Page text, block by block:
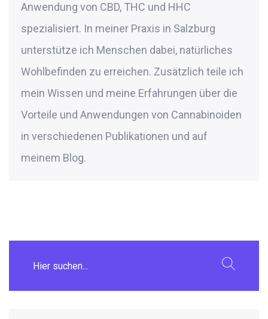
Anwendung von CBD, THC und HHC
spezialisiert. In meiner Praxis in Salzburg
unterstütze ich Menschen dabei, natürliches
Wohlbefinden zu erreichen. Zusätzlich teile ich
mein Wissen und meine Erfahrungen über die
Vorteile und Anwendungen von Cannabinoiden
in verschiedenen Publikationen und auf
meinem Blog.